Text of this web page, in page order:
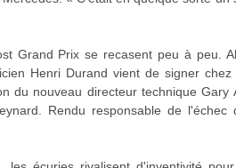
Grand Prix se recasent peu à peu.
Henri Durand vient de signer
du nouveau directeur technique
Rendu responsable de